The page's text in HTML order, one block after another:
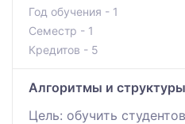
Год обучения - 1
Семестр - 1
Кредитов - 5
Алгоритмы и
Цель: обучить